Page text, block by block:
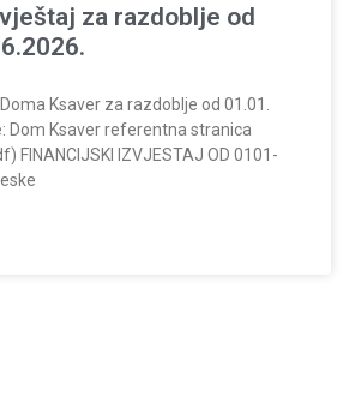
za razdoblje od
Ksaver za razdoblje od 01.01.
Dom Ksaver referentna stranica
FINANCIJSKI IZVJESTAJ OD 0101-